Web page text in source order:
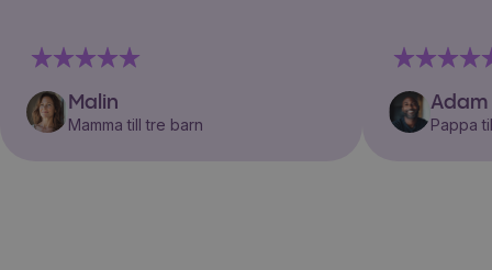
Malin
Mamma till tre barn
Adam
Pappa